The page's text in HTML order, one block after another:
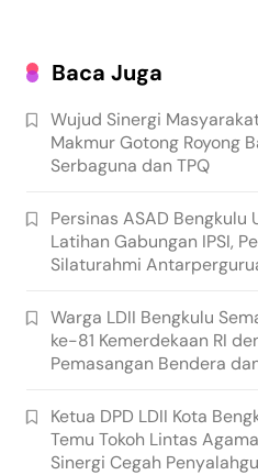
Baca Juga
Wujud Sinergi
Makmur Gotong Royong
Serbaguna dan TPQ
Persinas ASAD Bengkulu
Latihan Gabungan IPSI,
Silaturahmi
Warga LDII Bengkulu
ke-81 Kemerdekaan RI
Pemasangan Bendera
Ketua DPD LDII Kota
Temu Tokoh Lintas
Sinergi Cegah